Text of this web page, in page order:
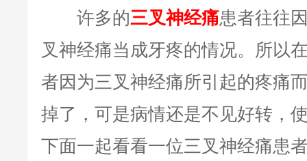
许多的三叉神经痛患者往往
叉神经痛当成牙疼的情况。所以
者因为三叉神经痛所引起的疼痛
掉了，可是病情还是不见好转，
下面一起看看一位三叉神经痛患